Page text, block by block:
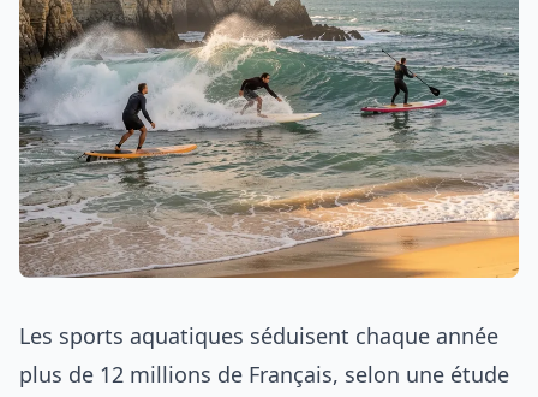
Les sports aquatiques séduisent chaque année
plus de 12 millions de Français, selon une étude